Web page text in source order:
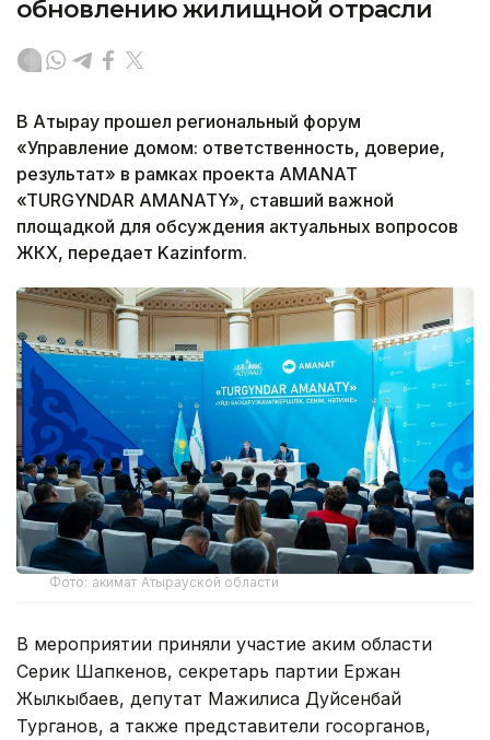
обновлению жилищной отрасли
В Атырау прошел региональный форум
«Управление домом: ответственность, доверие,
результат» в рамках проекта AMANAT
«TURGYNDAR AMANATY», ставший важной
площадкой для обсуждения актуальных вопросов
ЖКХ, передает Kazinform.
Фото: акимат Атырауской области
В мероприятии приняли участие аким области
Серик Шапкенов, секретарь партии Ержан
Жылкыбаев, депутат Мажилиса Дуйсенбай
Турганов, а также представители госорганов,